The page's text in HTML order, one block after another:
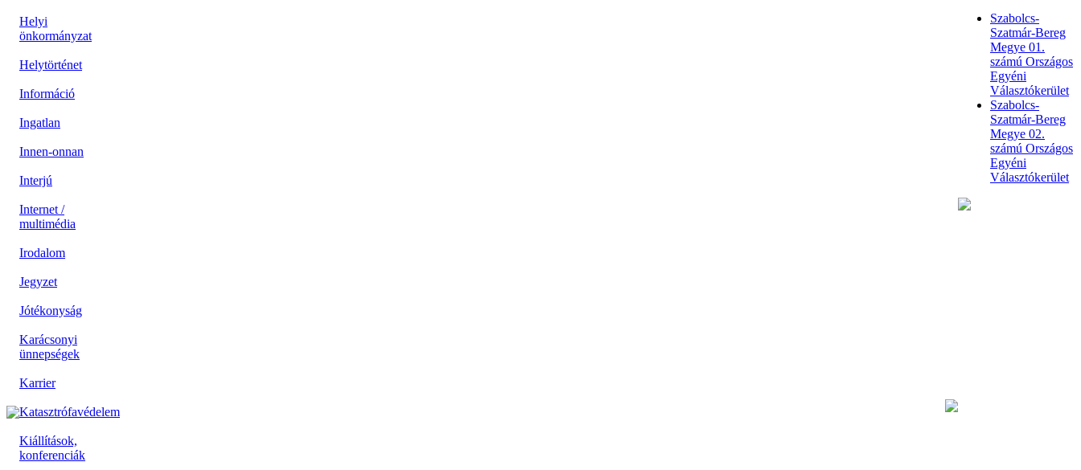
Helyi
önkormányzat
Helytörténet
Információ
Ingatlan
Innen-onnan
Interjú
Internet /
multimédia
Irodalom
Jegyzet
Jótékonyság
Karácsonyi
ünnepségek
Karrier
Katasztrófavédelem
Kiállítások,
konferenciák
Szabolcs-
Szatmár-Bereg
Megye 01.
számú Országos
Egyéni
Választókerület
Szabolcs-
Szatmár-Bereg
Megye 02.
számú Országos
Egyéni
Választókerület